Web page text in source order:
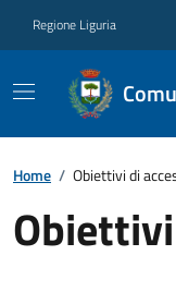
Regione Liguria
Home / Obiettivi di